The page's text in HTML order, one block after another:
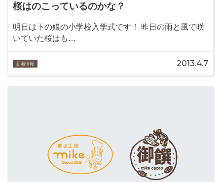
桜はのこっているのかな？
明日は下の娘の小学校入学式です！ 昨日の雨と風で咲
いていた桜はも…
新着情報 2013.4.7